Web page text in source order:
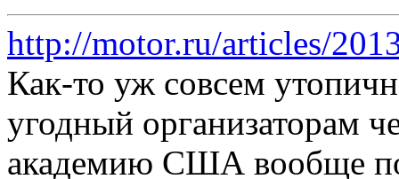
http://motor.ru/articles/
Как-то уж совсем
угодный организаторам
академию США вообще